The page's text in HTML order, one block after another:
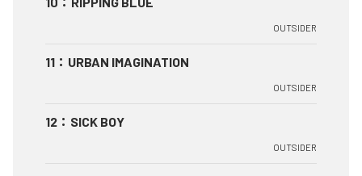
OUTSIDER
11 ： URBAN IMAGINATION
OUTSIDER
12 ： SICK BOY
OUTSIDER